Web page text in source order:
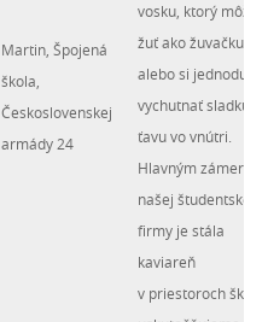
Martin, Špojená
škola,
Československej
armády 24
vosku, ktorý môžeš
žuť ako žuvačku
alebo si
vychutnať sladkú
ťavu vo vnútri.
Hlavným zámerom
našej študentskej
firmy je stála
kaviareň
v priestoroch školy,